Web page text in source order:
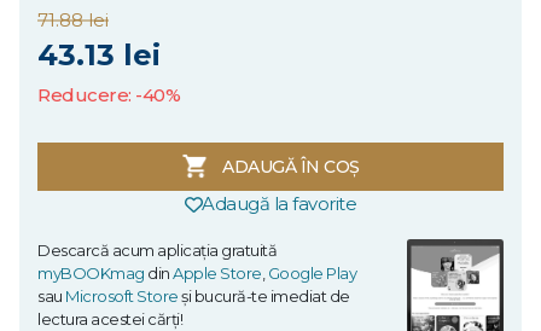
71.88 lei
43.13 lei
Reducere: -40%
ADAUGĂ ÎN COȘ
Adaugă la favorite
Descarcă acum aplicația gratuită
myBOOKmag dinApple Store,Google Play
sau Microsoft Storeși bucură-te imediat de
lectura acestei cărți!